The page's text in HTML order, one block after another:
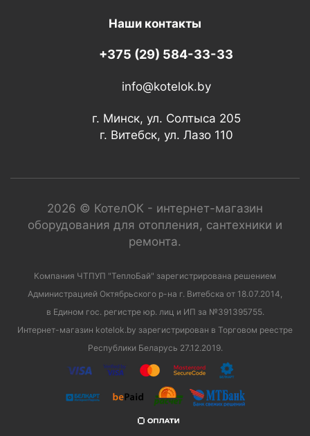
Наши контакты
+375 (29) 584-33-33
info@kotelok.by
г. Минск, ул. Солтыса 205
г. Витебск, ул. Лазо 110
2026 © КотелОК - интернет-магазин
оборудования для отопления, сантехники и
ремонта.
Компания ЧТПУП "ТеплоБай" зарегистрирована решением
Администрацией Октябрьского р-на г. Витебска от 18.07.2014,
в Едином гос. регистре юр. лиц и ИП за №391395755.
Интернет-магазин kotelok.by зарегистрирован в Торговом реестре
Республики Беларусь 27.12.2019.